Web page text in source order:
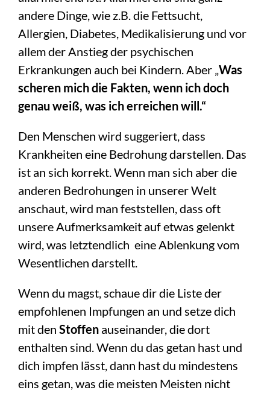
andere Dinge, wie z.B. die Fettsucht,
Allergien, Diabetes, Medikalisierung und vor
allem der Anstieg der psychischen
Erkrankungen auch bei Kindern. Aber „Was
scheren mich die Fakten, wenn ich doch
genau weiß, was ich erreichen will.“
Den Menschen wird suggeriert, dass
Krankheiten eine Bedrohung darstellen. Das
ist an sich korrekt. Wenn man sich aber die
anderen Bedrohungen in unserer Welt
anschaut, wird man feststellen, dass oft
unsere Aufmerksamkeit auf etwas gelenkt
wird, was letztendlich eine Ablenkung vom
Wesentlichen darstellt.
Wenn du magst, schaue dir die Liste der
empfohlenen Impfungen an und setze dich
mit den Stoffenauseinander, die dort
enthalten sind. Wenn du das getan hast und
dich impfen lässt, dann hast du mindestens
eins getan, was die meisten Meisten nicht